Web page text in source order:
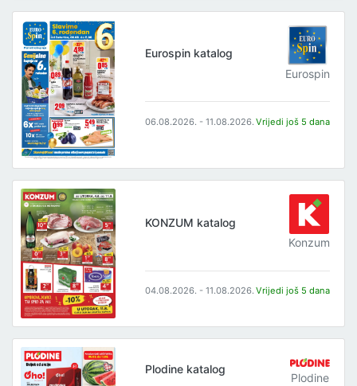
Eurospin katalog
Eurospin
06.08.2026. - 11.08.2026. Vrijedi još 5 dana
KONZUM katalog
Konzum
04.08.2026. - 11.08.2026. Vrijedi još 5 dana
Plodine katalog
Plodine